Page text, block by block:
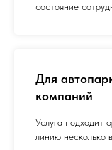
состояние
Для
компаний
Услуга подходит
линию несколько